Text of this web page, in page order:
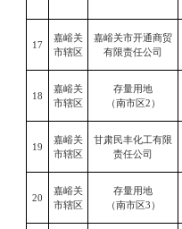
17
嘉峪关
市辖区
嘉峪关市开通商贸
有限责任公司
18
嘉峪关
市辖区
存量用地
（南市区2）
19
嘉峪关
市辖区
甘肃民丰化工有限
责任公司
20
嘉峪关
市辖区
存量用地
（南市区3）